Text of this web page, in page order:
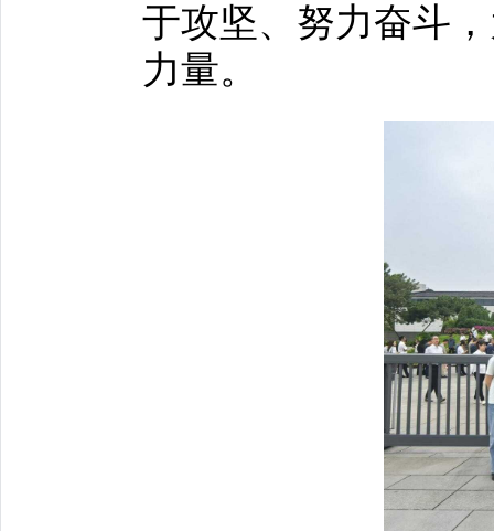
于攻坚、努力奋斗
力量。